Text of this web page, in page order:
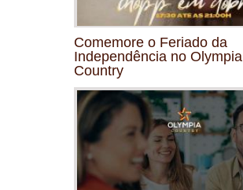
Comemore o Feriado da
Independência no Olympia
Country